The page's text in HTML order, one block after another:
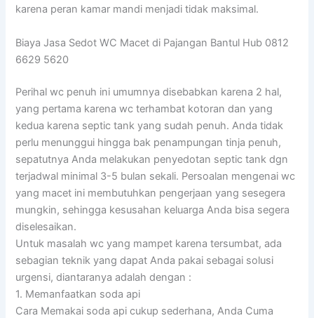
karena peran kamar mandi menjadi tidak maksimal.
Biaya Jasa Sedot WC Macet di Pajangan Bantul Hub 0812
6629 5620
Perihal wc penuh ini umumnya disebabkan karena 2 hal,
yang pertama karena wc terhambat kotoran dan yang
kedua karena septic tank yang sudah penuh. Anda tidak
perlu menunggui hingga bak penampungan tinja penuh,
sepatutnya Anda melakukan penyedotan septic tank dgn
terjadwal minimal 3-5 bulan sekali. Persoalan mengenai wc
yang macet ini membutuhkan pengerjaan yang sesegera
mungkin, sehingga kesusahan keluarga Anda bisa segera
diselesaikan.
Untuk masalah wc yang mampet karena tersumbat, ada
sebagian teknik yang dapat Anda pakai sebagai solusi
urgensi, diantaranya adalah dengan :
1. Memanfaatkan soda api
Cara Memakai soda api cukup sederhana, Anda Cuma